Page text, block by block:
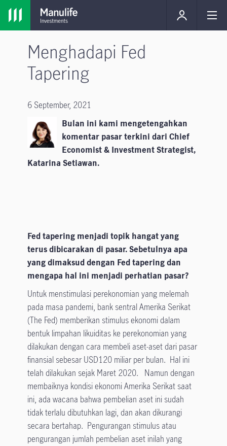
Menghadapi Fed
Tapering
6 September, 2021
Bulan ini kami mengetengahkan
komentar pasar terkini dari Chief
Economist & Investment Strategist,
Katarina Setiawan.
Fed tapering menjadi topik hangat yang
terus dibicarakan di pasar. Sebetulnya apa
yang dimaksud dengan Fed tapering dan
mengapa hal ini menjadi perhatian pasar?
Untuk menstimulasi perekonomian yang melemah
pada masa pandemi, bank sentral Amerika Serikat
(The Fed) memberikan stimulus ekonomi dalam
bentuk limpahan likuiditas ke perekonomian yang
dilakukan dengan cara membeli aset-aset dari pasar
finansial sebesar USD120 miliar per bulan. Hal ini
telah dilakukan sejak Maret 2020. Namun dengan
membaiknya kondisi ekonomi Amerika Serikat saat
ini, ada wacana bahwa pembelian aset ini sudah
tidak terlalu dibutuhkan lagi, dan akan dikurangi
secara bertahap. Pengurangan stimulus atau
pengurangan jumlah pembelian aset inilah yang